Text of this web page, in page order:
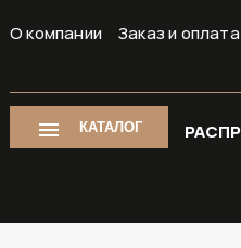
О компании Заказ и оплата
КАТАЛОГ